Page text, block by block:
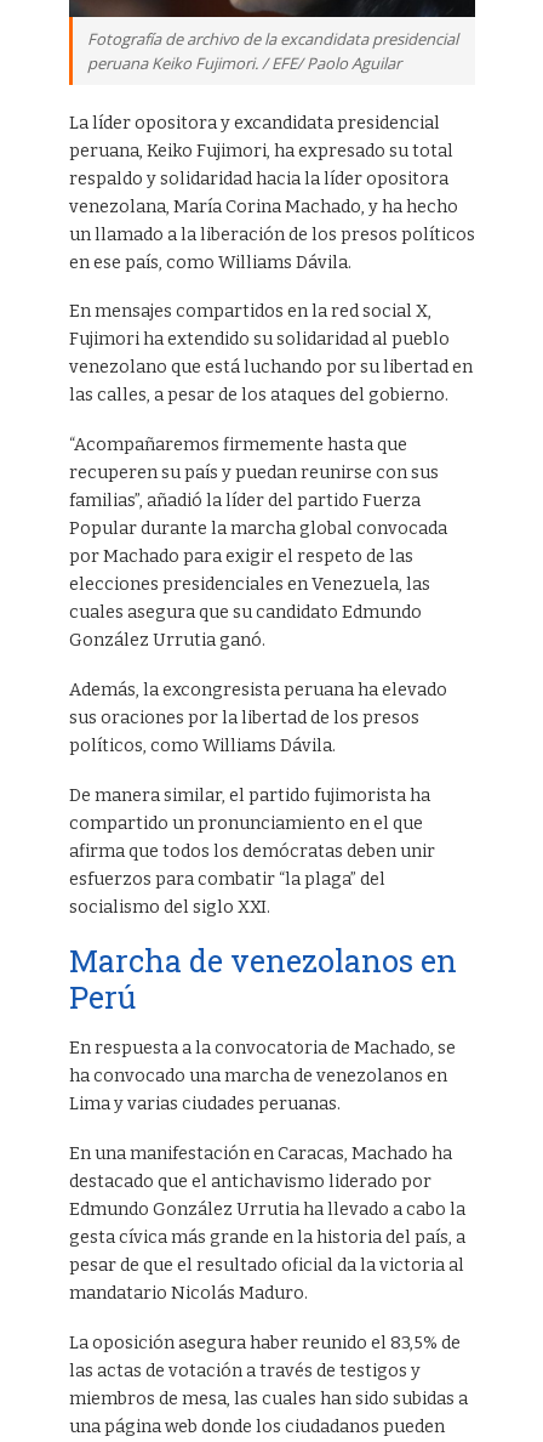
Fotografía de archivo de la excandidata presidencial
peruana Keiko Fujimori. / EFE/ Paolo Aguilar
La líder opositora y excandidata presidencial
peruana, Keiko Fujimori, ha expresado su total
respaldo y solidaridad hacia la líder opositora
venezolana, María Corina Machado, y ha hecho
un llamado a la liberación de los presos políticos
en ese país, como Williams Dávila.
En mensajes compartidos en la red social X,
Fujimori ha extendido su solidaridad al pueblo
venezolano que está luchando por su libertad en
las calles, a pesar de los ataques del gobierno.
“Acompañaremos firmemente hasta que
recuperen su país y puedan reunirse con sus
familias”, añadió la líder del partido Fuerza
Popular durante la marcha global convocada
por Machado para exigir el respeto de las
elecciones presidenciales en Venezuela, las
cuales asegura que su candidato Edmundo
González Urrutia ganó.
Además, la excongresista peruana ha elevado
sus oraciones por la libertad de los presos
políticos, como Williams Dávila.
De manera similar, el partido fujimorista ha
compartido un pronunciamiento en el que
afirma que todos los demócratas deben unir
esfuerzos para combatir “la plaga” del
socialismo del siglo XXI.
Marcha de venezolanos en
Perú
En respuesta a la convocatoria de Machado, se
ha convocado una marcha de venezolanos en
Lima y varias ciudades peruanas.
En una manifestación en Caracas, Machado ha
destacado que el antichavismo liderado por
Edmundo González Urrutia ha llevado a cabo la
gesta cívica más grande en la historia del país, a
pesar de que el resultado oficial da la victoria al
mandatario Nicolás Maduro.
La oposición asegura haber reunido el 83,5% de
las actas de votación a través de testigos y
miembros de mesa, las cuales han sido subidas a
una página web donde los ciudadanos pueden